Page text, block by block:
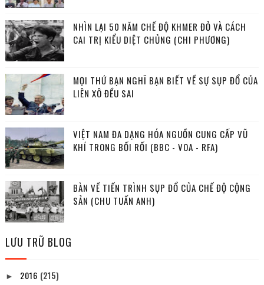
NHÌN LẠI 50 NĂM CHẾ ĐỘ KHMER ĐỎ VÀ CÁCH
CAI TRỊ KIỂU DIỆT CHỦNG (CHI PHƯƠNG)
MỌI THỨ BẠN NGHĨ BẠN BIẾT VỀ SỰ SỤP ĐỔ CỦA
LIÊN XÔ ĐỀU SAI
VIỆT NAM ĐA DẠNG HÓA NGUỒN CUNG CẤP VŨ
KHÍ TRONG BỐI RỐI (BBC - VOA - RFA)
BÀN VỀ TIẾN TRÌNH SỤP ĐỔ CỦA CHẾ ĐỘ CỘNG
SẢN (CHU TUẤN ANH)
LƯU TRỮ BLOG
► 2016 (215)